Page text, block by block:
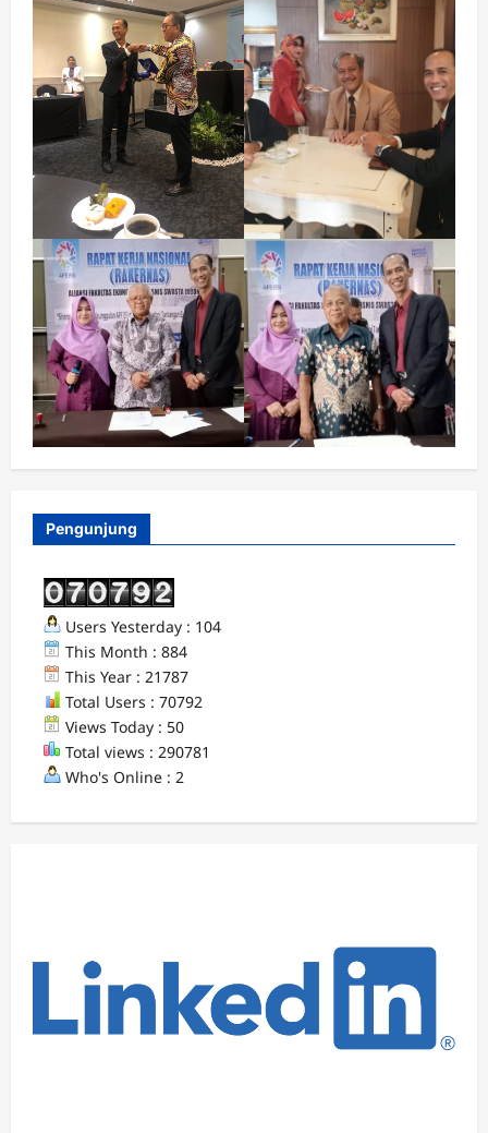
Pengunjung
Users Yesterday : 104
This Month : 884
This Year : 21787
Total Users : 70792
Views Today : 50
Total views : 290781
Who's Online : 2